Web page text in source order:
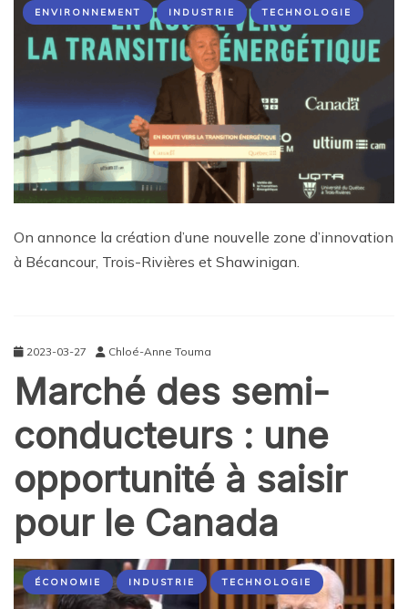
ENVIRONNEMENT INDUSTRIE TECHNOLOGIE
On annonce la création d’une nouvelle zone d’innovation
à Bécancour, Trois-Rivières et Shawinigan.
2023-03-27 Chloé-Anne Touma
Marché des semi-
conducteurs : une
opportunité à saisir
pour le Canada
ÉCONOMIE INDUSTRIE TECHNOLOGIE